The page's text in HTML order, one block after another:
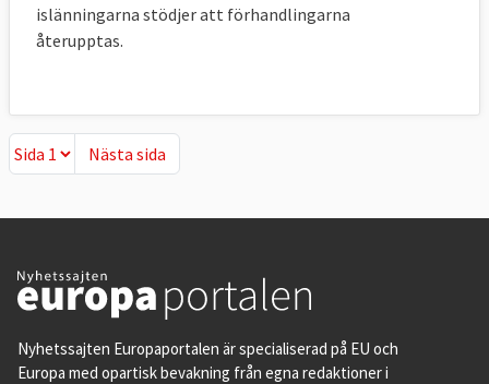
islänningarna stödjer att förhandlingarna
återupptas.
Nästa sida
Nästa sida
Nyhetssajten Europaportalen är specialiserad på EU och
Europa med opartisk bevakning från egna redaktioner i